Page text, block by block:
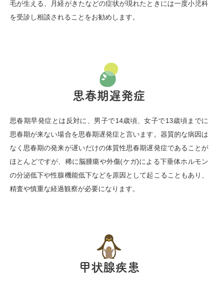
毛が生える、月経がきたなどの症状が現れたときには一度小児科
を受診し相談されることをお勧めします。
思春期遅発症
思春期早発症とは反対に、男子で14歳頃、女子で13歳頃までに
思春期が来ない場合を思春期遅発症と言います。器質的な病因は
なく思春期の発来が遅いだけの体質性思春期遅発症であることが
ほとんどですが、稀に脳腫瘍や外傷(ケガ)による下垂体ホルモン
の分泌低下や性腺機能低下などを原因として起こることもあり、
精査や慎重な経過観察が必要になります。
甲状腺疾患